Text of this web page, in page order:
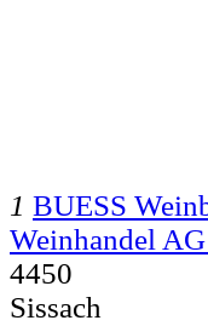
1 BUESS
Weinhandel AG
4450
Sissach